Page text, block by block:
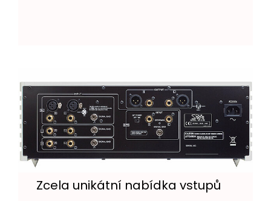
Zcela unikátní nabídka vstupů